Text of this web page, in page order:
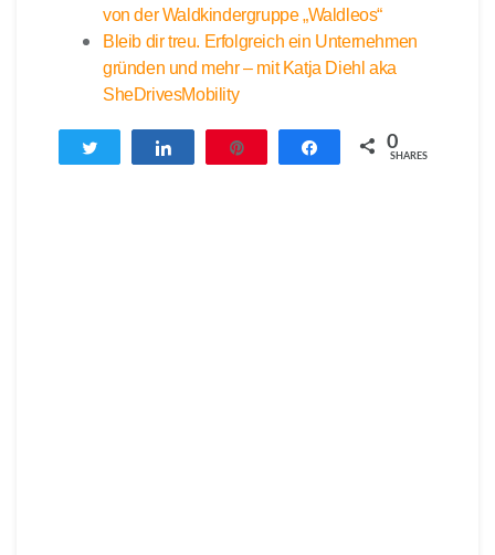
von der Waldkindergruppe „Waldleos“
Bleib dir treu. Erfolgreich ein Unternehmen
gründen und mehr – mit Katja Diehl aka
SheDrivesMobility
Twittern Teilen 0
SHARES